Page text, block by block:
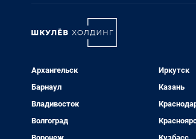
Архангельск
Барнаул
Владивосток
Волгоград
Иркутск
Казань